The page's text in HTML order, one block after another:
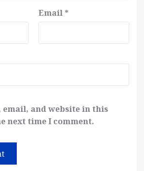
Email *
email, and website in this
next time I comment.